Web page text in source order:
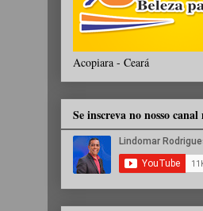
Acopiara - Ceará
Se inscreva no nosso